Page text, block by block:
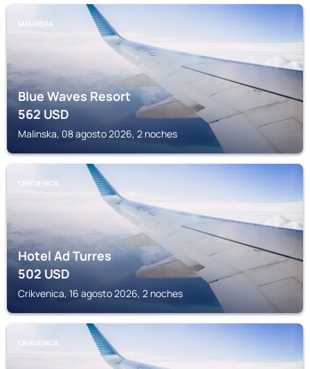
MALINSKA
Blue Waves Resort
562USD
Malinska, 08 agosto 2026, 2 noches
CRIKVENICA
Hotel Ad Turres
502USD
Crikvenica, 16 agosto 2026, 2 noches
CRIKVENICA